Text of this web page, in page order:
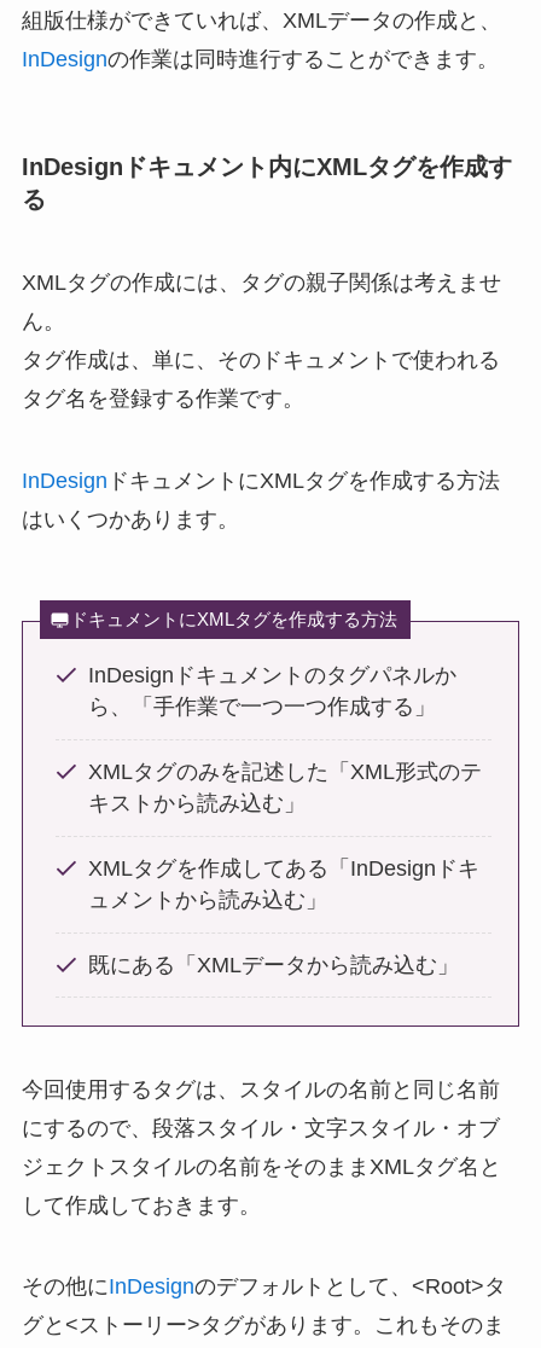
組版仕様ができていれば、XMLデータの作成と、
InDesignの作業は同時進行することができます。
InDesignドキュメント内にXMLタグを作成す
る
XMLタグの作成には、タグの親子関係は考えませ
ん。
タグ作成は、単に、そのドキュメントで使われる
タグ名を登録する作業です。
InDesign ドキュメントにXMLタグを作成する方法
はいくつかあります。
ドキュメントにXMLタグを作成する方法
InDesignドキュメントのタグパネルか
ら、「手作業で一つ一つ作成する」
XMLタグのみを記述した「XML形式のテ
キストから読み込む」
XMLタグを作成してある「InDesignドキ
ュメントから読み込む」
既にある「XMLデータから読み込む」
今回使用するタグは、スタイルの名前と同じ名前
にするので、段落スタイル・文字スタイル・オブ
ジェクトスタイルの名前をそのままXMLタグ名と
して作成しておきます。
その他にInDesignのデフォルトとして、<Root>タ
グと<ストーリー>タグがあります。これもそのま